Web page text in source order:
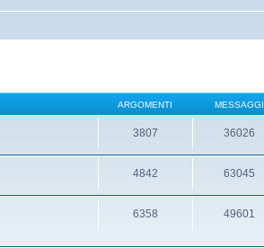
ARGOMENTI MESSAGGI
3807 36026
4842 63045
6358 49601